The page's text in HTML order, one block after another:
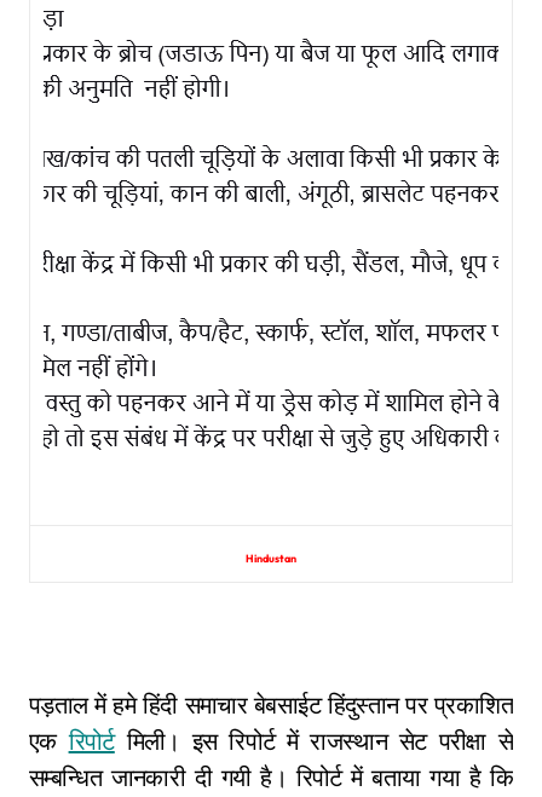
Hindustan
पड़ताल में हमे हिंदी समाचार बेबसाईट हिंदुस्तान पर प्रकाशित
एकरिपोर्टमिली। इस रिपोर्ट में राजस्थान सेट परीक्षा से
सम्बन्धित जानकारी दी गयी है। रिपोर्ट में बताया गया है कि